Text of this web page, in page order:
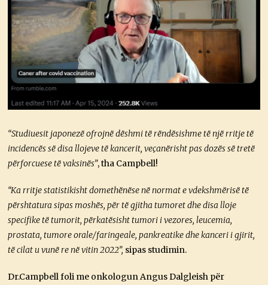
“Studiuesit japonezë ofrojnë dëshmi të rëndësishme të një rritje të
incidencës së disa llojeve të kancerit, veçanërisht pas dozës së tretë
përforcuese të vaksinës”, tha Campbell!
“Ka rritje statistikisht domethënëse në normat e vdekshmërisë të
përshtatura sipas moshës, për të gjitha tumoret dhe disa lloje
specifike të tumorit, përkatësisht tumori i vezores, leucemia,
prostata, tumore orale/faringeale, pankreatike dhe kanceri i gjirit,
të cilat u vunë re në vitin 2022”, sipas studimin.
Dr.Campbell foli me onkologun Angus Dalgleish për